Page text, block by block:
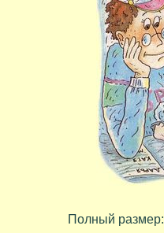
Полный размер: